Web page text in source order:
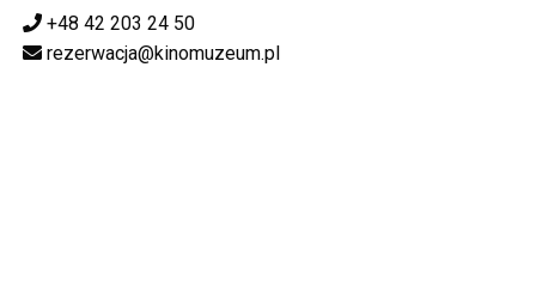
+48 42 203 24 50
rezerwacja@kinomuzeum.pl